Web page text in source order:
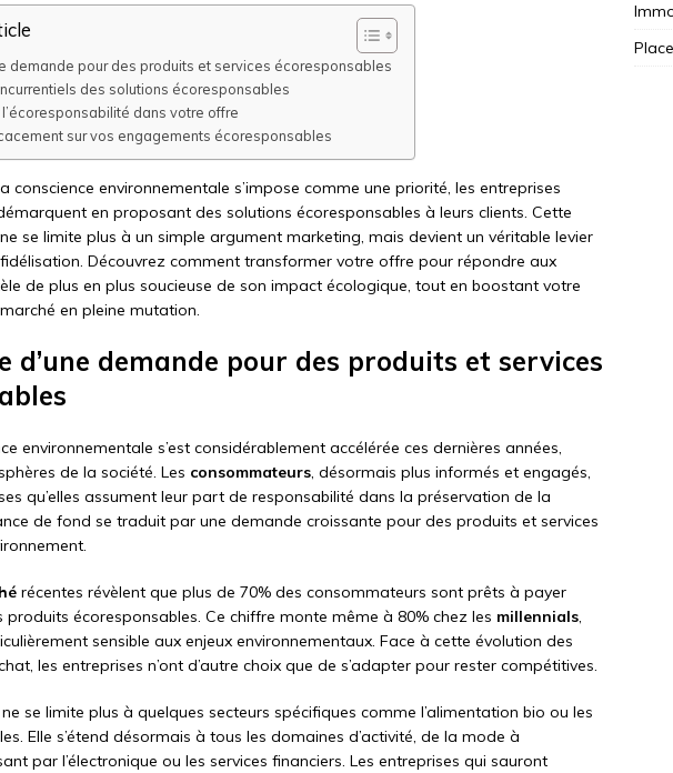
demande pour des produits et services écoresponsables
des solutions écoresponsables
dans votre offre
sur vos engagements écoresponsables
conscience environnementale s’impose comme une priorité, les entreprises
en proposant des solutions écoresponsables à leurs clients. Cette
se limite plus à un simple argument marketing, mais devient un véritable levier
Découvrez comment transformer votre offre pour répondre aux
de plus en plus soucieuse de son impact écologique, tout en boostant votre
en pleine mutation.
d’une demande pour des produits et services
environnementale s’est considérablement accélérée ces dernières années,
de la société. Les consommateurs, désormais plus informés et engagés,
qu’elles assument leur part de responsabilité dans la préservation de la
de fond se traduit par une demande croissante pour des produits et services
récentes révèlent que plus de 70% des consommateurs sont prêts à payer
écoresponsables. Ce chiffre monte même à 80% chez les millennials,
sensible aux enjeux environnementaux. Face à cette évolution des
les entreprises n’ont d’autre choix que de s’adapter pour rester compétitives.
ne se limite plus à quelques secteurs spécifiques comme l’alimentation bio ou les
Elle s’étend désormais à tous les domaines d’activité, de la mode à
par l’électronique ou les services financiers. Les entreprises qui sauront